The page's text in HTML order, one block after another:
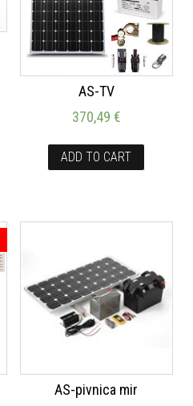
AS-TV
370,49 €
ADD TO CART
AS-pivnica mir